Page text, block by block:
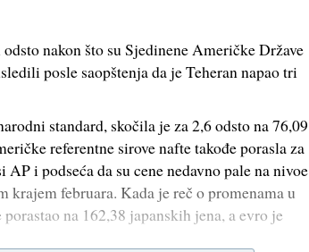
nakon što su Sjedinene Američke Države
posle saopštenja da je Teheran napao tri
standard, skočila je za 2,6 odsto na 76,09
referentne sirove nafte takođe porasla za
i podseća da su cene nedavno pale na nivoe
krajem februara. Kada je reč o promenama u
na 162,38 japanskih jena, a evro je